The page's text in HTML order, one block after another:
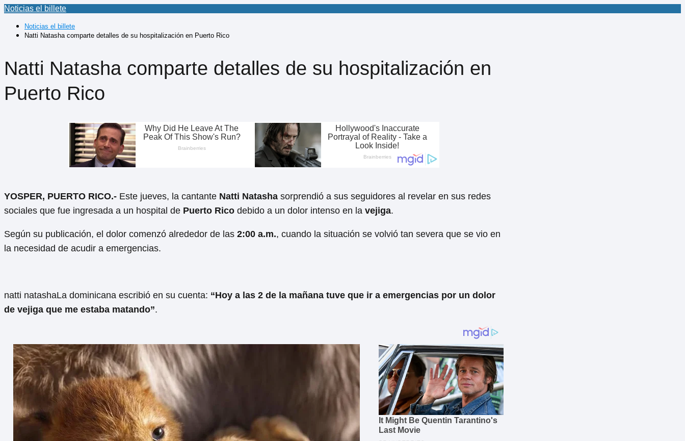
Noticias el billete
Noticias el billete
Natti Natasha comparte detalles de su hospitalización en Puerto Rico
Natti Natasha comparte detalles de su hospitalización en
Puerto Rico
YOSPER, PUERTO RICO.- Este jueves, la cantante Natti Natasha sorprendió a sus seguidores al revelar en sus redes
sociales que fue ingresada a un hospital de Puerto Rico debido a un dolor intenso en la vejiga.
Según su publicación, el dolor comenzó alrededor de las 2:00 a.m., cuando la situación se volvió tan severa que se vio en
la necesidad de acudir a emergencias.
natti natashaLa dominicana escribió en su cuenta: “Hoy a las 2 de la mañana tuve que ir a emergencias por un dolor
de vejiga que me estaba matando”.